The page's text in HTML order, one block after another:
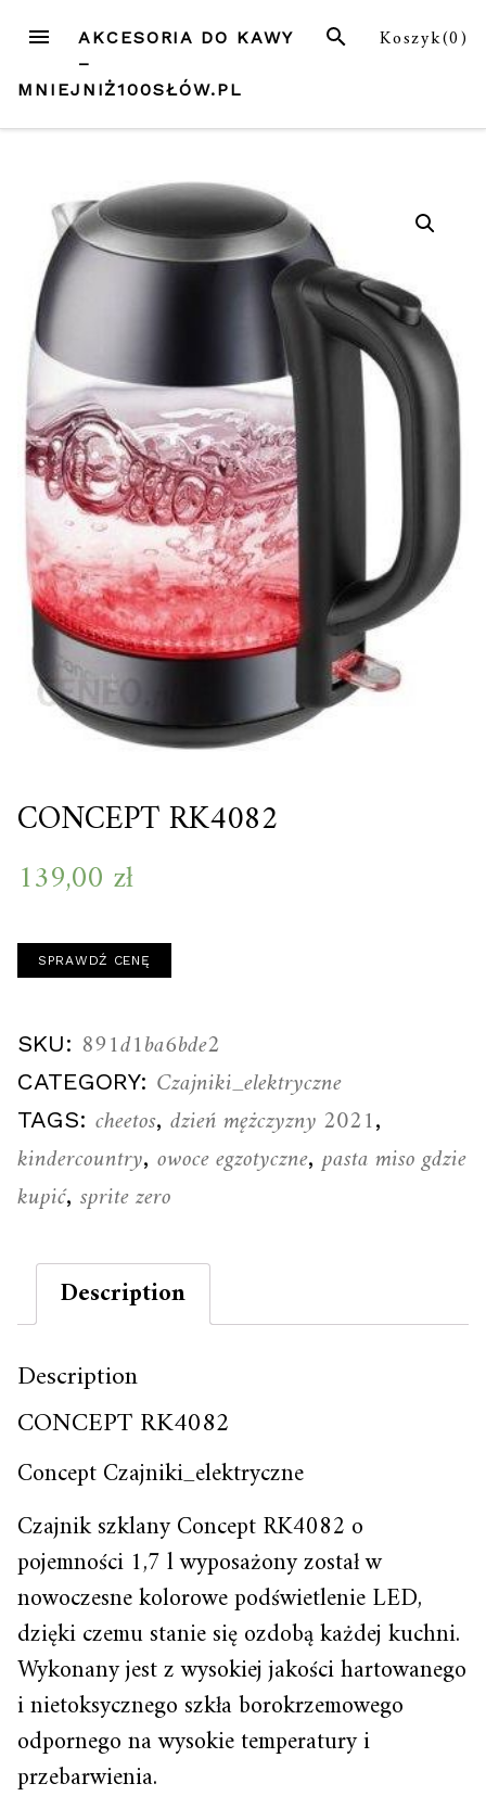
treści
MENU Koszyk(0)
SZUKAJ
AKCESORIA DO KAWY
–
MNIEJNIŻ100SŁÓW.PL
CONCEPT RK4082
139,00 zł
SPRAWDŹ CENĘ
SKU: 891d1ba6bde2
CATEGORY: Czajniki_elektryczne
TAGS: cheetos, dzień mężczyzny 2021,
kindercountry, owoce egzotyczne, pasta miso gdzie
kupić, sprite zero
Description
Description
CONCEPT RK4082
Concept Czajniki_elektryczne
Czajnik szklany Concept RK4082 o
pojemności 1,7 l wyposażony został w
nowoczesne kolorowe podświetlenie LED,
dzięki czemu stanie się ozdobą każdej kuchni.
Wykonany jest z wysokiej jakości hartowanego
i nietoksycznego szkła borokrzemowego
odpornego na wysokie temperatury i
przebarwienia.